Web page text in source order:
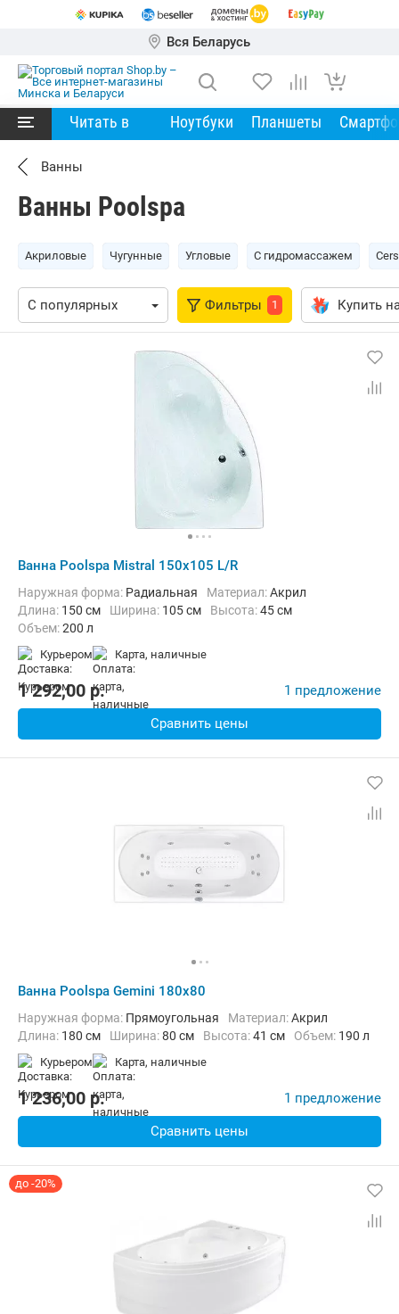
Вся Беларусь
Читать в Ноутбуки Планшеты
Ванны
Ванны Poolspa
Акриловые Чугунные Угловые С гидромассажем
Фильтры 1 Купить
Ванна Poolspa Mistral 150x105 L/R
Наружная форма: Радиальная Материал:Акрил
Длина: 150 см Ширина: 105 см Высота:45 см
Объем:200 л
Курьером карта, наличные
1 292,00 p. 1 предложение
Сравнить цены
Ванна Poolspa Gemini 180x80
Наружная форма: Прямоугольная Материал:Акрил
Длина: 180 см Ширина:80 см Высота:41 см Объем: 190 л
Курьером карта, наличные
1 236,00 p. 1 предложение
Сравнить цены
до -20%